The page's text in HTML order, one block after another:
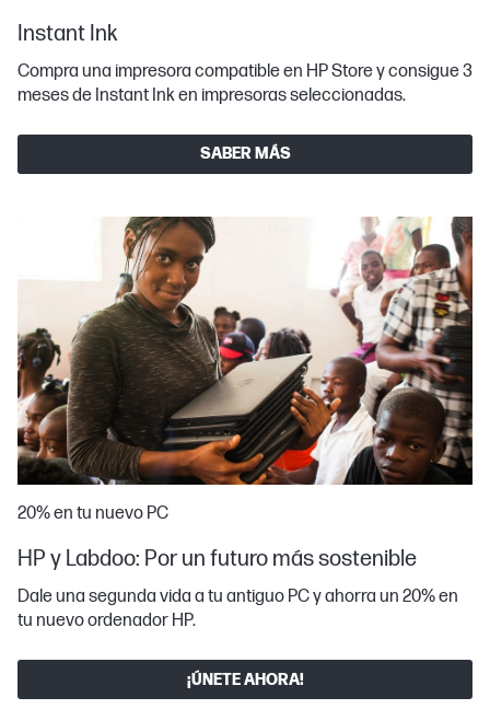
Instant Ink
Compra una impresora compatible en HP Store y consigue 3
meses de Instant Ink en impresoras seleccionadas.
SABER MÁS
20% en tu nuevo PC
HP y Labdoo: Por un futuro más sostenible
Dale una segunda vida a tu antiguo PC y ahorra un 20% en
tu nuevo ordenador HP.
¡ÚNETE AHORA!